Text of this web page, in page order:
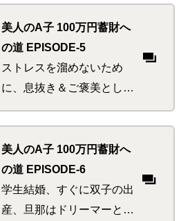
に、超お得な無限ループへ
の糸口をつかめるのか、つ
かめないのか！！
美人のA子 100万円蓄財へ
の道 EPISODE-5
ストレスを溜めないため
に、息抜き＆ご褒美として
中国を旅することにしたA
子。大いに満喫の後、実は
裏本命とも言える屋台食べ
歩きにでかけて起こる悲劇
とは
美人のA子 100万円蓄財へ
の道 EPISODE-6
学生結婚、すぐに双子の出
産、旦那はドリーマーとい